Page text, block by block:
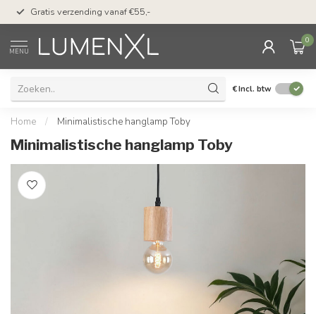
Gratis verzending vanaf €55,-
MENU
0
€Incl. btw
Home / Minimalistische hanglamp Toby
Minimalistische hanglamp Toby